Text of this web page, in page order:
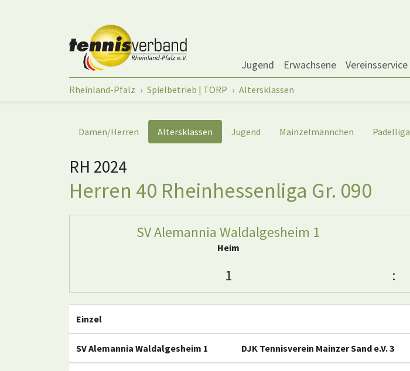
Jugend Erwachsene Vereinsservice
Sie sind hier:
Rheinland-Pfalz Spielbetrieb | TORP Altersklassen
Damen/Herren Altersklassen Jugend Mainzelmännchen Padelliga
RH 2024
Herren 40 Rheinhessenliga Gr. 090
SV Alemannia Waldalgesheim 1
Heim
1 :
Einzel
SV Alemannia Waldalgesheim 1 DJK Tennisverein Mainzer Sand e.V. 3